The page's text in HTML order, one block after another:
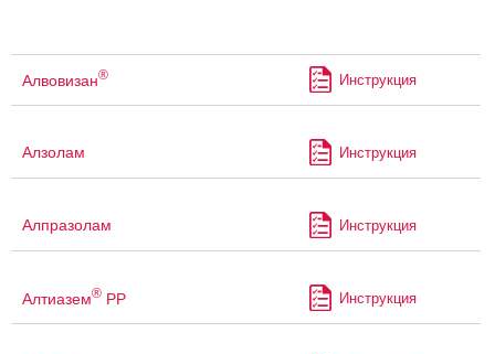
Алвовизан® Инструкция
Алзолам Инструкция
Алпразолам Инструкция
Алтиазем® РР Инструкция